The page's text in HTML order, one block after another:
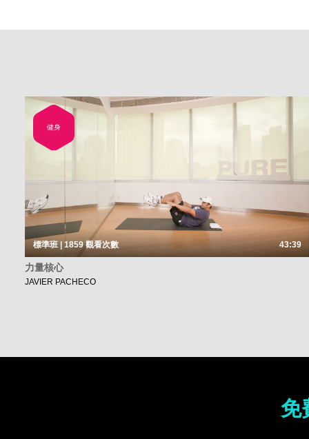
健身
標準班 | 1859觀看次數 43:39
力量核心
JAVIER PACHECO
免